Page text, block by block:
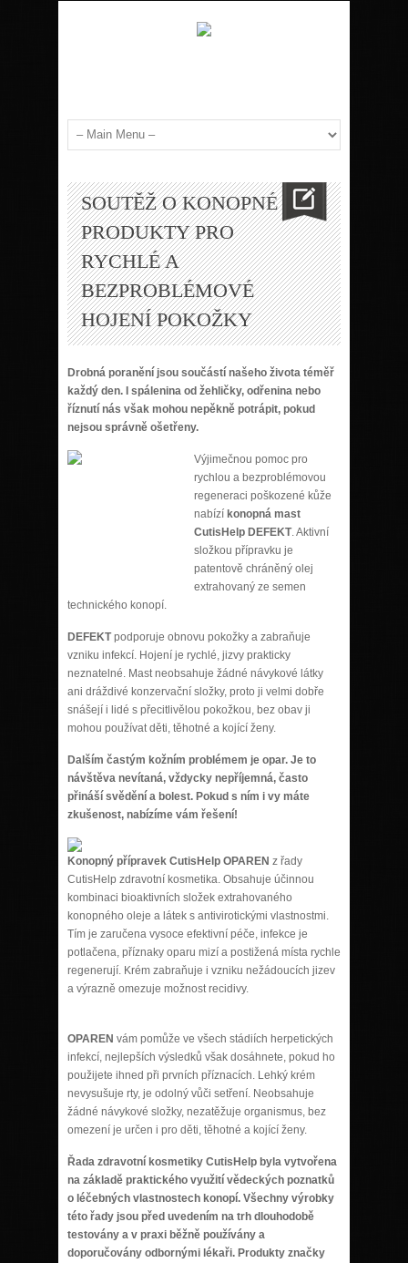
SOUTĚŽ O KONOPNÉ
PRODUKTY PRO
RYCHLÉ A
BEZPROBLÉMOVÉ
HOJENÍ POKOŽKY
Drobná poranění jsou součástí našeho života téměř
každý den. I spálenina od žehličky, odřenina nebo
říznutí nás však mohou nepěkně potrápit, pokud
nejsou správně ošetřeny.
Výjimečnou pomoc pro
rychlou a bezproblémovou
regeneraci poškozené kůže
nabízí konopná mast
CutisHelp DEFEKT. Aktivní
složkou přípravku je
patentově chráněný olej
extrahovaný ze semen
technického konopí.
DEFEKTpodporuje obnovu pokožky a zabraňuje
vzniku infekcí. Hojení je rychlé, jizvy prakticky
neznatelné. Mast neobsahuje žádné návykové látky
ani dráždivé konzervační složky, proto ji velmi dobře
snášejí i lidé s přecitlivělou pokožkou, bez obav ji
mohou používat děti, těhotné a kojící ženy.
Dalším častým kožním problémem je opar. Je to
návštěva nevítaná, vždycky nepříjemná, často
přináší svědění a bolest. Pokud s ním i vy máte
zkušenost, nabízíme vám řešení!
Konopný přípravek CutisHelp OPAREN z řady
CutisHelp zdravotní kosmetika. Obsahuje účinnou
kombinaci bioaktivních složek extrahovaného
konopného oleje a látek s antivirotickými vlastnostmi.
Tím je zaručena vysoce efektivní péče, infekce je
potlačena, příznaky oparu mizí a postižená místa rychle
regenerují. Krém zabraňuje i vzniku nežádoucích jizev
a výrazně omezuje možnost recidivy.
OPAREN vám pomůže ve všech stádiích herpetických
infekcí, nejlepších výsledků však dosáhnete, pokud ho
použijete ihned při prvních příznacích. Lehký krém
nevysušuje rty, je odolný vůči setření. Neobsahuje
žádné návykové složky, nezatěžuje organismus, bez
omezení je určen i pro děti, těhotné a kojící ženy.
Řada zdravotní kosmetiky CutisHelp byla vytvořena
na základě praktického využití vědeckých poznatků
o léčebných vlastnostech konopí. Všechny výrobky
této řady jsou před uvedením na trh dlouhodobě
testovány a v praxi běžně používány a
doporučovány odbornými lékaři. Produkty značky